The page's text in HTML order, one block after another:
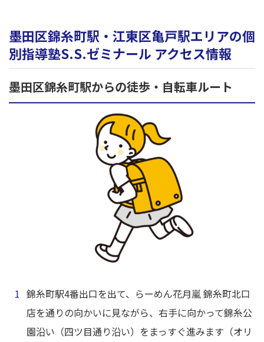
墨田区錦糸町駅・江東区亀戸駅エリアの個
別指導塾S.S.ゼミナール アクセス情報
墨田区錦糸町駅からの徒歩・自転車ルート
錦糸町駅4番出口を出て、らーめん花月嵐 錦糸町北口
店を通りの向かいに見ながら、右手に向かって錦糸公
園沿い（四ツ目通り沿い）をまっすぐ進みます（オリ